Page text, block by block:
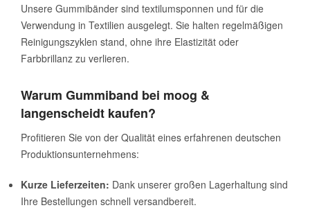
Unsere Gummibänder sind textilumsponnen und für die
Verwendung in Textilien ausgelegt. Sie halten regelmäßigen
Reinigungszyklen stand, ohne ihre Elastizität oder
Farbbrillanz zu verlieren.
Warum Gummiband bei moog &
langenscheidt kaufen?
Profitieren Sie von der Qualität eines erfahrenen deutschen
Produktionsunternehmens:
Kurze Lieferzeiten: Dank unserer großen Lagerhaltung sind
Ihre Bestellungen schnell versandbereit.